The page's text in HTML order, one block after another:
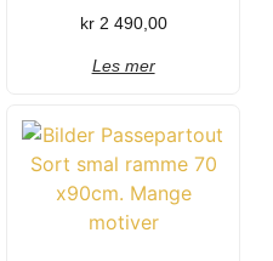
kr2 490,00
Les mer